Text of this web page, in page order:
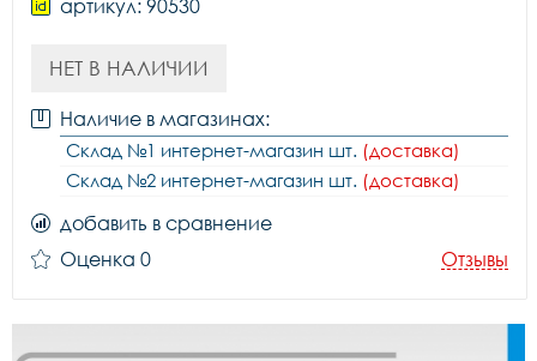
артикул: 90530
НЕТ В НАЛИЧИИ
Наличие в магазинах:
Склад №1 интернет-магазин шт. (доставка)
Склад №2 интернет-магазин шт. (доставка)
добавить в сравнение
Оценка 0
Отзывы